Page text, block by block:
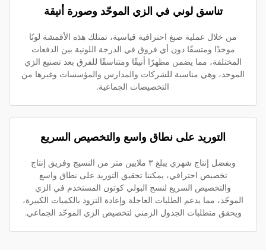
تناسق لوني في الزي الموحّد وصورة أنيقة
من خلال عملية صبغ احترافية قياسية، تمتلك هذه الأقمشة لونًا
موحدًا ومتسقًا دون أي فروق في الدرجة اللونية بين الدفعات
المختلفة، مما يضمن مظهرًا أنيقًا ومتناسقًا للفرق بعد تصنيع الزي
الموحد، وهي مناسبة للشركات والمدارس والمؤسسات وغيرها من
التخصيصات الجماعية.
التوريد على نطاق واسع والتخصيص السريع
وبفضل إنتاج شهري يبلغ ٣ ملايين متر من النسيج وفريق إنتاج
تخصيص احترافي، يمكننا تحقيق التوريد على نطاق واسع
والتخصيص السريع لنسج البولي كوتون المستخدم في الزي
الموحّد، مما يدعم الطلبات العاجلة وإعادة التزود بالكميات الكبيرة،
ويحقق متطلبات الجدول الزمني لتخصيص الزي الموحّد الجماعي.